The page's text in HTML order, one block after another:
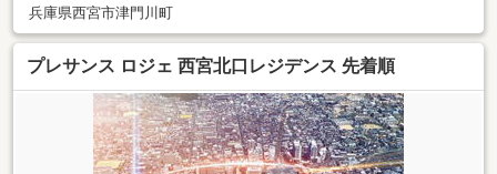
兵庫県西宮市津門川町
プレサンス ロジェ 西宮北口レジデンス 先着順